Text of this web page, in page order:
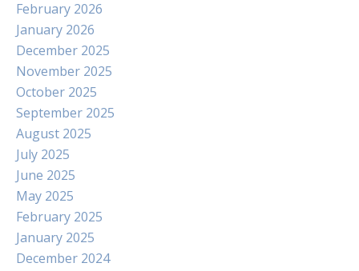
February 2026
January 2026
December 2025
November 2025
October 2025
September 2025
August 2025
July 2025
June 2025
May 2025
February 2025
January 2025
December 2024